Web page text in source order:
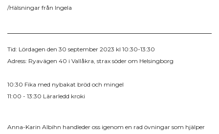
/Hälsningar från Ingela
Tid: Lördagen den 30 september 2023 kl 10:30-13:30
Adress: Ryavägen 40 i Vallåkra, strax söder om Helsingborg
10:30 Fika med nybakat bröd och mingel
11:00 - 13:30 Lärarledd kroki
Anna-Karin Albihn handleder oss igenom en rad övningar som hjälper